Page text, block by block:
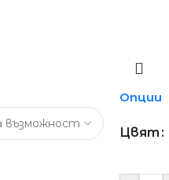
Опции
Цвят